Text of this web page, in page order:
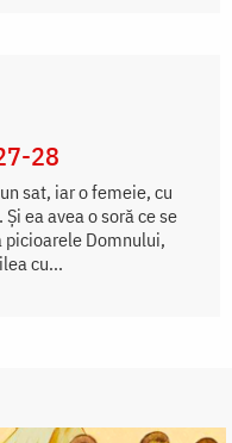
28
sat, iar o femeie, cu
ea avea o soră ce se
picioarele Domnului,
cu...